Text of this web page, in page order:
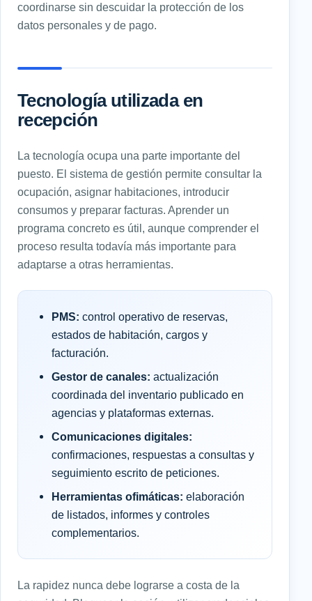
coordinarse sin descuidar la protección de los
datos personales y de pago.
Tecnología utilizada en
recepción
La tecnología ocupa una parte importante del
puesto. El sistema de gestión permite consultar la
ocupación, asignar habitaciones, introducir
consumos y preparar facturas. Aprender un
programa concreto es útil, aunque comprender el
proceso resulta todavía más importante para
adaptarse a otras herramientas.
PMS: control operativo de reservas,
estados de habitación, cargos y
facturación.
Gestor de canales: actualización
coordinada del inventario publicado en
agencias y plataformas externas.
Comunicaciones digitales:
confirmaciones, respuestas a consultas y
seguimiento escrito de peticiones.
Herramientas ofimáticas: elaboración
de listados, informes y controles
complementarios.
La rapidez nunca debe lograrse a costa de la